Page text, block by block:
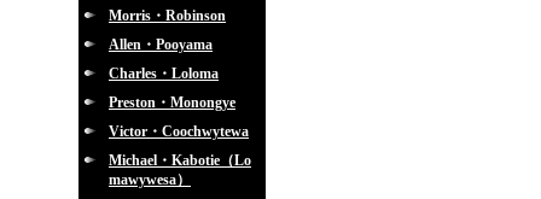
Morris・Robinson
Allen・Pooyama
Charles・Loloma
Preston・Monongye
Victor・Coochwytewa
Michael・Kabotie（Lo
mawywesa）